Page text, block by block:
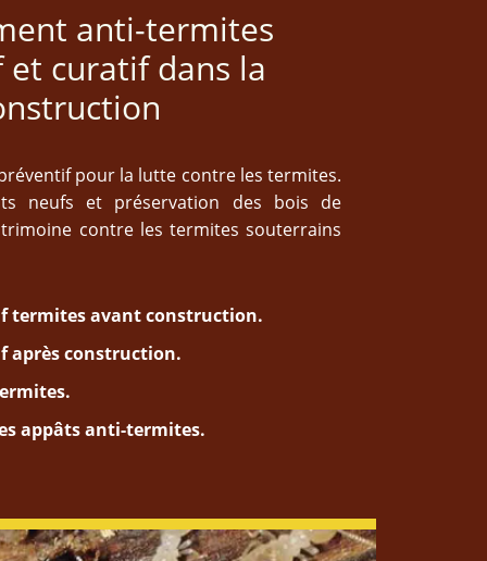
anti-termites
curatif dans la
pour la lutte contre les termites.
neufs et préservation des bois de
contre les termites souterrains
termites avant construction.
après construction.
appâts anti-termites.